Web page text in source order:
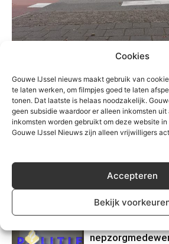
Cookies
Gouwe IJssel nieuws maakt gebruik van
te laten werken, om filmpjes goed te laten
tonen. Dat laatste is helaas noodzakelijk.
geen subsidie waardoor er alleen inkomsten
inkomsten worden gebruikt om deze website
Gouwe IJssel Nieuws zijn alleen vrijwilligers
Accepteren
Bekijk
TREFWOORDEN 112 aanrijding